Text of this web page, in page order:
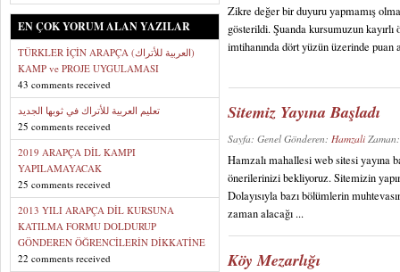
EN ÇOK YORUM ALAN YAZILAR
TÜRKLER İÇİN ARAPÇA (العربية للأتراك)
KAMP ve PROJE UYGULAMASI
43 comments received
تعليم العربية للأتراك في ثوبها الجديد
25 comments received
2019 ARAPÇA DİL KAMPI
YAPILAMAYACAK
25 comments received
2013 YILI ARAPÇA DİL KURSUNA
KATILMA FORMU DOLDURUP
GÖNDEREN ÖĞRENCİLERİN DİKKATİNE
22 comments received
Zikre değer bir duyuru yapmamış
gösterildi. Şuanda kursumuzun kayırlı
imtihanında dört yüzün üzerinde puan
Sitemiz Yayına Başladı
Sayfa: Genel Gönderen: Hamzali
Hamzalı mahallesi web sitesi yayına
önerilerinizi bekliyoruz. Sitemizin
Dolayısıyla bazı bölümlerin
zaman alacağı ...
Köy Mezarlığı